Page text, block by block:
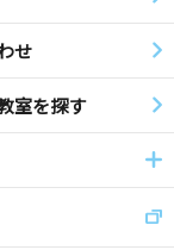
せ
室を探す